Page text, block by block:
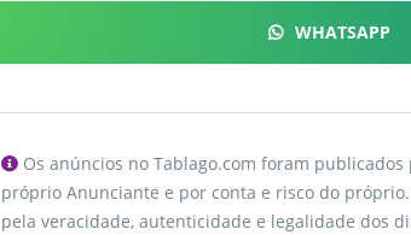
WHATSAPP
Os anúncios no Tablago.com foram
próprio Anunciante e por conta e risco do
pela veracidade, autenticidade e legalidade dos